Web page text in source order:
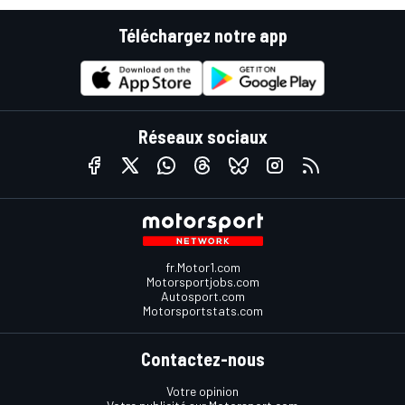
Téléchargez notre app
Réseaux sociaux
fr.Motor1.com
Motorsportjobs.com
Autosport.com
Motorsportstats.com
Contactez-nous
Votre opinion